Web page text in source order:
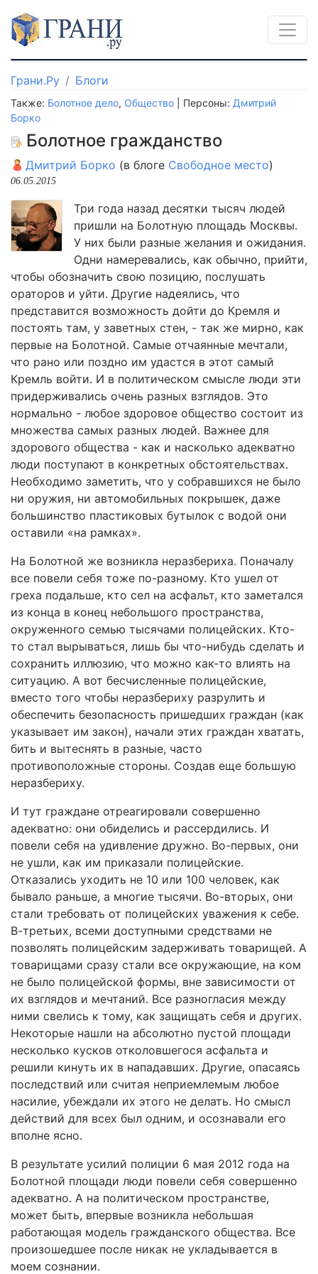
Грани.Ру Блоги
Также: Болотное дело, Общество | Персоны: Дмитрий
Борко
Болотное гражданство
Дмитрий Борко (в блоге Свободное место)
06.05.2015
Три года назад десятки тысяч людей
пришли на Болотную площадь Москвы.
У них были разные желания и ожидания.
Одни намеревались, как обычно, прийти,
чтобы обозначить свою позицию, послушать
ораторов и уйти. Другие надеялись, что
представится возможность дойти до Кремля и
постоять там, у заветных стен, - так же мирно, как
первые на Болотной. Самые отчаянные мечтали,
что рано или поздно им удастся в этот самый
Кремль войти. И в политическом смысле люди эти
придерживались очень разных взглядов. Это
нормально - любое здоровое общество состоит из
множества самых разных людей. Важнее для
здорового общества - как и насколько адекватно
люди поступают в конкретных обстоятельствах.
Необходимо заметить, что у собравшихся не было
ни оружия, ни автомобильных покрышек, даже
большинство пластиковых бутылок с водой они
оставили «на рамках».
На Болотной же возникла неразбериха. Поначалу
все повели себя тоже по-разному. Кто ушел от
греха подальше, кто сел на асфальт, кто заметался
из конца в конец небольшого пространства,
окруженного семью тысячами полицейских. Кто-
то стал вырываться, лишь бы что-нибудь сделать и
сохранить иллюзию, что можно как-то влиять на
ситуацию. А вот бесчисленные полицейские,
вместо того чтобы неразбериху разрулить и
обеспечить безопасность пришедших граждан (как
указывает им закон), начали этих граждан хватать,
бить и вытеснять в разные, часто
противоположные стороны. Создав еще большую
неразбериху.
И тут граждане отреагировали совершенно
адекватно: они обиделись и рассердились. И
повели себя на удивление дружно. Во-первых, они
не ушли, как им приказали полицейские.
Отказались уходить не 10 или 100 человек, как
бывало раньше, а многие тысячи. Во-вторых, они
стали требовать от полицейских уважения к себе.
В-третьих, всеми доступными средствами не
позволять полицейским задерживать товарищей. А
товарищами сразу стали все окружающие, на ком
не было полицейской формы, вне зависимости от
их взглядов и мечтаний. Все разногласия между
ними свелись к тому, как защищать себя и других.
Некоторые нашли на абсолютно пустой площади
несколько кусков отколовшегося асфальта и
решили кинуть их в нападавших. Другие, опасаясь
последствий или считая неприемлемым любое
насилие, убеждали их этого не делать. Но смысл
действий для всех был одним, и осознавали его
вполне ясно.
В результате усилий полиции 6 мая 2012 года на
Болотной площади люди повели себя совершенно
адекватно. А на политическом пространстве,
может быть, впервые возникла небольшая
работающая модель гражданского общества. Все
произошедшее после никак не укладывается в
моем сознании.